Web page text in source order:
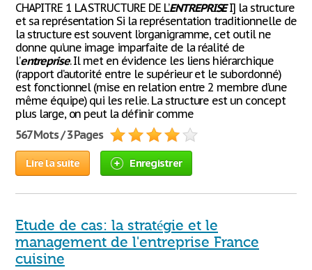
CHAPITRE 1 LA STRUCTURE DE L’ENTREPRISEI] la structure
et sa représentation Si la représentation traditionnelle de
la structure est souvent l’organigramme, cet outil ne
donne qu’une image imparfaite de la réalité de
l’entreprise. Il met en évidence les liens hiérarchique
(rapport d’autorité entre le supérieur et le subordonné)
est fonctionnel (mise en relation entre 2 membre d’une
même équipe) qui les relie. La structure est un concept
plus large, on peut la définir comme
567 Mots / 3 Pages
Lire la suite Enregistrer
Etude de cas: la stratégie et le
management de l'entreprise France
cuisine